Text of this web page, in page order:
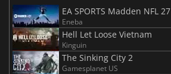
EA SPORTS Madden NFL 27
Eneba
Hell Let Loose Vietnam
Kinguin
The Sinking City 2
Gamesplanet US